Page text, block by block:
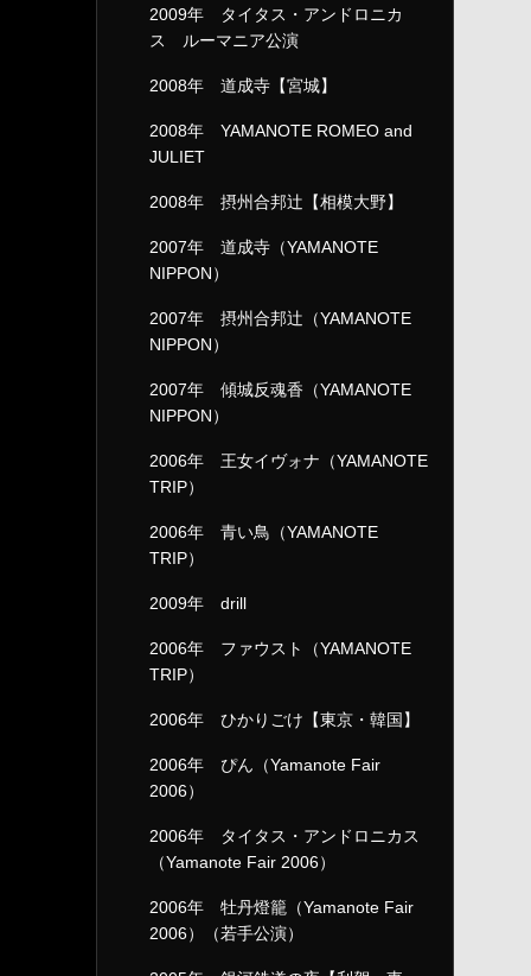
2009年 タイタス・アンドロニカ
ス ルーマニア公演
2008年 道成寺【宮城】
2008年 YAMANOTE ROMEO and
JULIET
2008年 摂州合邦辻【相模大野】
2007年 道成寺（YAMANOTE
NIPPON）
2007年 摂州合邦辻（YAMANOTE
NIPPON）
2007年 傾城反魂香（YAMANOTE
NIPPON）
2006年 王女イヴォナ（YAMANOTE
TRIP）
2006年 青い鳥（YAMANOTE
TRIP）
2009年 drill
2006年 ファウスト（YAMANOTE
TRIP）
2006年 ひかりごけ【東京・韓国】
2006年 ぴん（Yamanote Fair
2006）
2006年 タイタス・アンドロニカス
（Yamanote Fair 2006）
2006年 牡丹燈籠（Yamanote Fair
2006）（若手公演）